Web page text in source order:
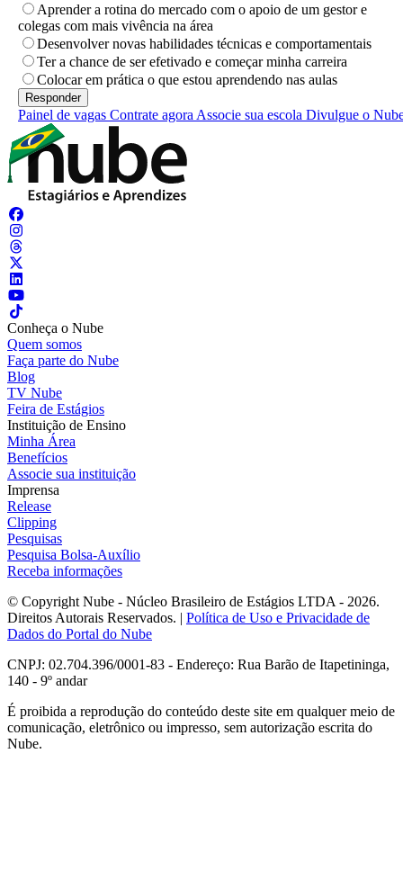
Aprender a rotina do mercado com o apoio de um gestor e
colegas com mais vivência na área
Desenvolver novas habilidades técnicas e comportamentais
Ter a chance de ser efetivado e começar minha carreira
Colocar em prática o que estou aprendendo nas aulas
Painel de vagas Contrate agora Associe sua escola Divulgue o
Conheça o Nube
Quem somos
Faça parte do Nube
Blog
TV Nube
Feira de Estágios
Instituição de Ensino
Minha Área
Benefícios
Associe sua instituição
Imprensa
Release
Clipping
Pesquisas
Pesquisa Bolsa-Auxílio
Receba informações
© Copyright Nube - Núcleo Brasileiro de Estágios LTDA - 2026.
Direitos Autorais Reservados. | Política de Uso e Privacidade de
Dados do Portal do Nube
CNPJ: 02.704.396/0001-83 - Endereço: Rua Barão de Itapetininga,
140 - 9º andar
É proibida a reprodução do conteúdo deste site em qualquer meio de
comunicação, eletrônico ou impresso, sem autorização escrita do
Nube.